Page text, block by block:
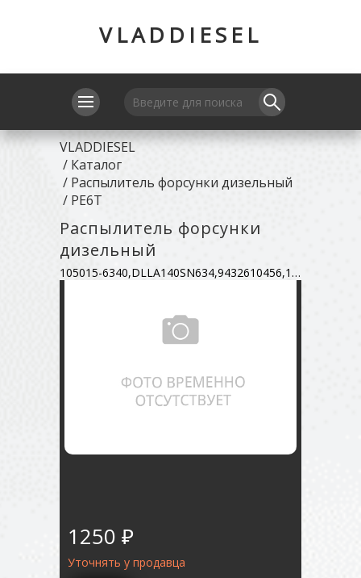
VLADDIESEL
VLADDIESEL
/ Каталог
/ Распылитель форсунки дизельный
/ PE6T
Распылитель форсунки
дизельный
105015-6340,DLLA140SN634,9432610456,16620-96513
1250 ₽
Уточнять у продавца